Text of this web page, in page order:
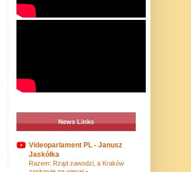
News Links
Videoparlament PL - Janusz
Jaskółka
Razem: Rząd zawodzi, a Kraków